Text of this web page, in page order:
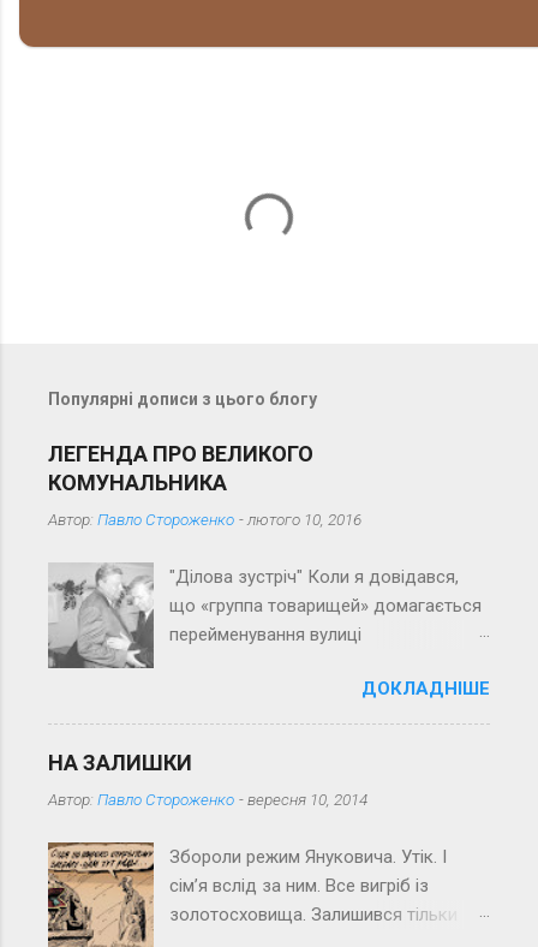
рПопулярні дописи з цього блогу
ЛЕГЕНДА ПРО ВЕЛИКОГО
КОМУНАЛЬНИКА
Автор: Павло Стороженко - лютого 10, 2016
"Ділова зустріч" Коли я довідався,
що «группа товарищей» домагається
перейменування вулиці
імені (перепрошую за суцільну
тавтологію), якось зразу зринув у
просить…» Вірш «походить» з далеких
його не знаю, а рядок запам’ятався
зневажливою іронією до колег,
поетів і письменників, які вславляли
ДОКЛАДНІШЕ
НА ЗАЛИШКИ
Автор: Павло Стороженко -вересня 10, 2014
Збороли режим Януковича. Утік. І
сім’я вслід за ним. Все вигріб із
золотосховища. Залишився тільки